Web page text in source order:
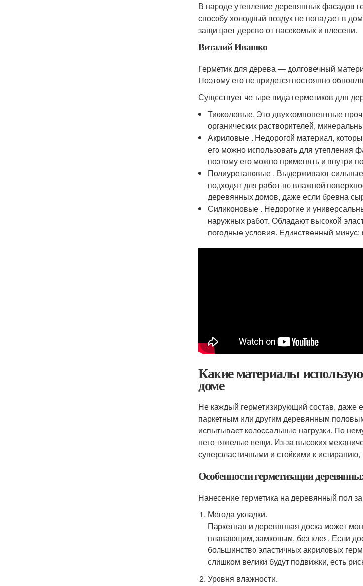
В народе утепление деревянных фасадов
способу холодный воздух не попадает в
защищает дерево от насекомых и плесени.
Виталий Ивашко
Герметик для дерева — долговечный
Поэтому его не придется постоянно
Существует четыре вида герметиков для
Тиоколовые. Это двухкомпонентные
органических растворителей,
Акриловые . Недорогой материал,
его можно использовать для утепления
поэтому его можно применять и внутри
Полиуретановые . Выдерживают
подходят для работ по влажной
деревянных домов, даже если бревна
Силиконовые . Недорогие и
наружных работ. Обладают высокой
погодные условия. Единственный минус:
Какие материалы
доме
Не каждый герметизирующий состав, даже
паркетным или другим деревянным
испытывает колоссальные нагрузки. По
него тяжелые вещи. Из-за высоких
суперэластичными и стойкими к истиранию,
Особенности герметизации
Нанесение герметика на деревянный пол
Метода укладки.
Паркетная и деревянная доска может
плавающим, замковым, без клея. Если
большинство эластичных акриловых
слишком велики будут подвижки, есть
Уровня влажности.